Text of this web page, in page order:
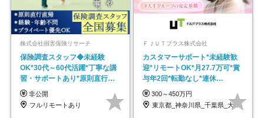
株式会社損害保険リサーチ
保険調査スタッフ◆未経験
OK*30代～60代活躍*丁寧な講
習・サポートあり*原則直行直
帰／全国募集・業務委託
非公開
フルリモートあり
ＦＪＵＴプラス株式会社
カスタマーサポート*未経験歓
迎*リモートOK*月27.7万可*賞
与年2回*転勤なし*連休
OK/ZE010232
300～450万円
東京都_神奈川県_千葉県_大阪府_愛知県…